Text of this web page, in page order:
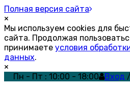
Полная версия сайта
×
Мы используем cookies для
сайта. Продолжая
принимаете условия
данных.
×
Пн - Пт : 10:00 - 18:00
Вход /